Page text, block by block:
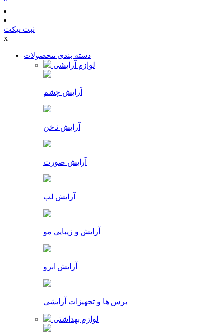
ثبت تیکت
x
دسته بندی محصولات
لوازم آرایشی
آرایش چشم
آرایش ناخن
آرایش صورت
آرایش لب
آرایش و زیبایی مو
آرایش ابرو
برس ها و تجهیزات آرایشی
لوازم بهداشتی